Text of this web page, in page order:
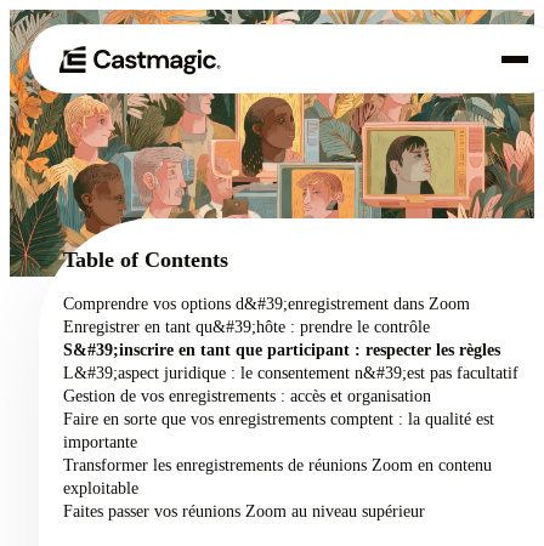
01 Produit
02 Cas d'utilisation
Tarification
À propos de nous
Table of Contents
Comprendre vos options d&#39;enregistrement dans Zoom
Enregistrer en tant qu&#39;hôte : prendre le contrôle
S&#39;inscrire en tant que participant : respecter les règles
L&#39;aspect juridique : le consentement n&#39;est pas facultatif
Gestion de vos enregistrements : accès et organisation
Faire en sorte que vos enregistrements comptent : la qualité est
importante
Transformer les enregistrements de réunions Zoom en contenu
exploitable
Faites passer vos réunions Zoom au niveau supérieur